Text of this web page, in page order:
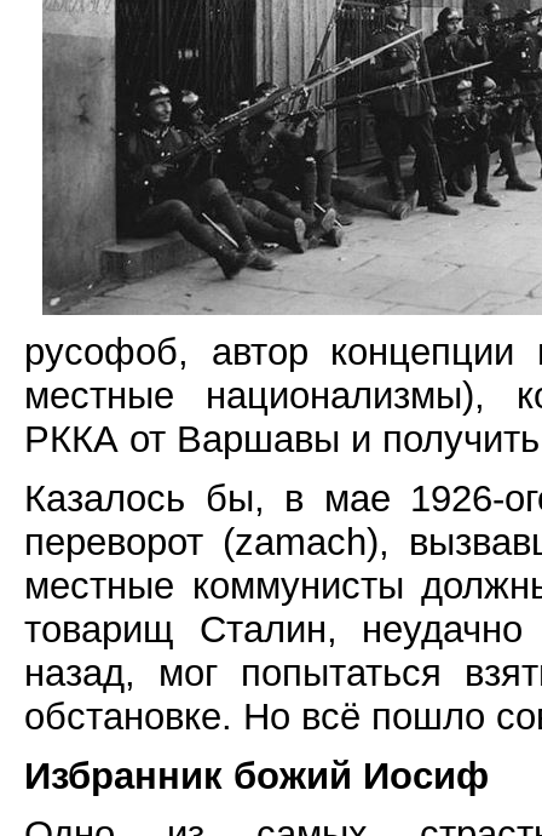
русофоб, автор концепции
местные национализмы),
РККА от Варшавы и
Казалось бы, в мае 1926-
переворот (zamach),
местные коммунисты
товарищ Сталин,
назад, мог попытаться
обстановке. Но всё пошло
Избранник божий Иосиф